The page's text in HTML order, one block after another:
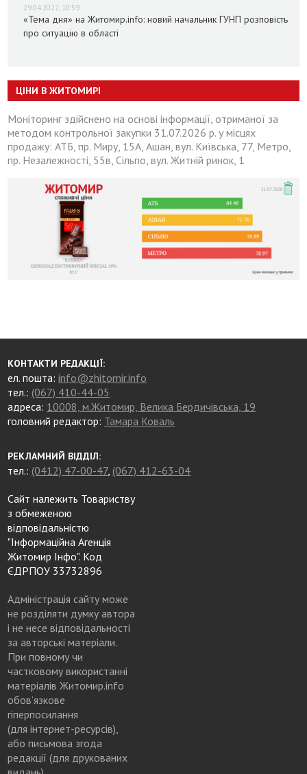
29.04.2022, 10:59
«Тема дня» на Житомир.info: новий начальник ГУНП розповість
про ситуацію в області
ЦІНИ В ЖИТОМИРІ
Моніторинг здійснено на основі інформації, отриманої за
методом контрольної закупки 31.07.2026 р. у місцях
продажу: АТБ, пр. Миру, 15А, Ашан, вул. Київська, 77, Метро,
пр. Незалежності, 55в, Сільпо, вул. Житній ринок, 1
КОНТАКТИ РЕДАКЦІЇ:
ел. пошта:info@zhitomir.info
тел.: (067) 410-44-05
адреса: 10008, м.Житомир, Велика Бердичівська, 19
головний редактор: Тамара Коваль
РЕКЛАМНИЙ ВІДДІЛ:
тел.: (0412) 47-00-47, (067) 412-63-04
Сайт належить Товариству
з обмеженою
відповідальністю
"Інформаційна Агенція
Житомир Інфо". Код
ЄДРПОУ 33732896
Адміністрація сайту може
не розділяти думку автора
і не несе відповідальності
за авторські матеріали.
При повному чи
частковому використанні
матеріалів Житомир.info
обов’язкове
гіперпосилання
(для інтернет-ресурсів),
або письмова згода
редакції (для друкованих